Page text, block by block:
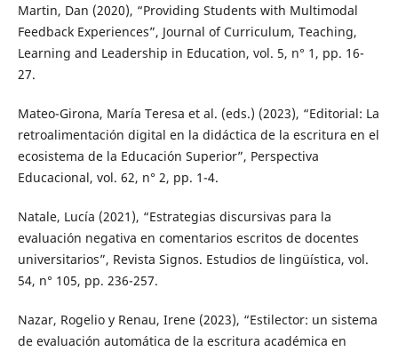
Martin, Dan (2020), “Providing Students with Multimodal
Feedback Experiences”, Journal of Curriculum, Teaching,
Learning and Leadership in Education, vol. 5, n° 1, pp. 16-
27.
Mateo-Girona, María Teresa et al. (eds.) (2023), “Editorial: La
retroalimentación digital en la didáctica de la escritura en el
ecosistema de la Educación Superior”, Perspectiva
Educacional, vol. 62, n° 2, pp. 1-4.
Natale, Lucía (2021), “Estrategias discursivas para la
evaluación negativa en comentarios escritos de docentes
universitarios”, Revista Signos. Estudios de lingüística, vol.
54, n° 105, pp. 236-257.
Nazar, Rogelio y Renau, Irene (2023), “Estilector: un sistema
de evaluación automática de la escritura académica en